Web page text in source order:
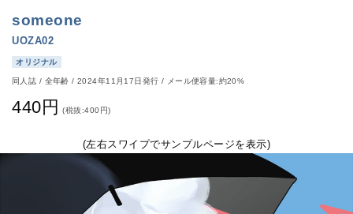
someone
UOZA02
オリジナル
同人誌 / 全年齢/2024年11月17日発行 / メール便容量:約20%
440円 (税抜:400円)
(左右スワイプでサンプルページを表示)